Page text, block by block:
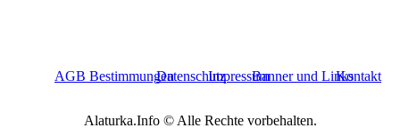
AGB BestimmungenDatenschutzImpressumBanner und LinksKontakt
Alaturka.Info © Alle Rechte vorbehalten.